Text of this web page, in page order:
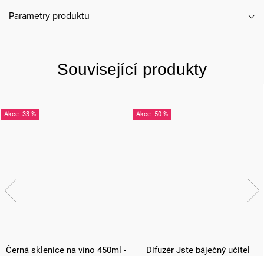
Parametry produktu
Související produkty
-33 %
Černá sklenice na víno 450ml -
-50 %
Difuzér Jste báječný učitel